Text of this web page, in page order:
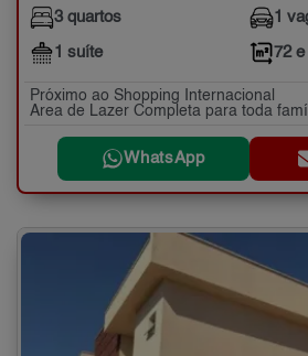
3 quartos
1 suíte
1
72 e
Próximo ao Shopping Internacional
Area de Lazer Completa para toda
WhatsApp